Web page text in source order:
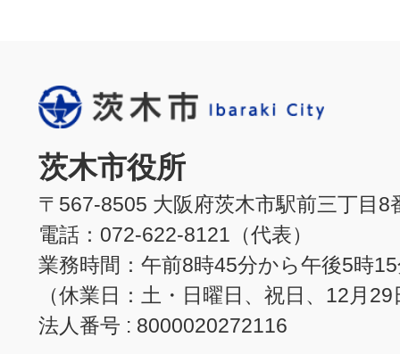
茨木市役所
〒567-8505 大阪府茨木市駅前三丁目8
電話：072-622-8121（代表）
業務時間：午前8時45分から午後5時
（休業日：土・日曜日、祝日、12月
法人番号 : 8000020272116